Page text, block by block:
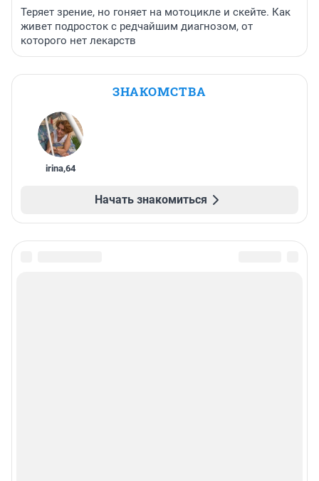
Теряет зрение, но гоняет на мотоцикле и скейте. Как
живет подросток с редчайшим диагнозом, от
которого нет лекарств
ЗНАКОМСТВА
irina,64
Начать знакомиться